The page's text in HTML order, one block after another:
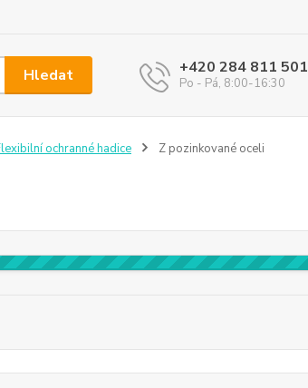
Hledat +420 284 811 501
Po - Pá, 8:00-16:30
ochranné hadice Z pozinkované oceli